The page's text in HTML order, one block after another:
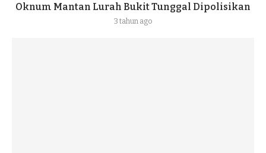
Oknum Mantan Lurah Bukit Tunggal Dipolisikan
3 tahun ago